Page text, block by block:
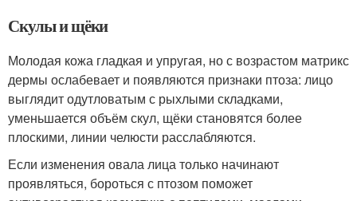
Скулы и щёки
Молодая кожа гладкая и упругая, но с возрастом матрикс
дермы ослабевает и появляются признаки птоза: лицо
выглядит одутловатым с рыхлыми складками,
уменьшается объём скул, щёки становятся более
плоскими, линии челюсти расслабляются.
Если изменения овала лица только начинают
проявляться, бороться с птозом поможет